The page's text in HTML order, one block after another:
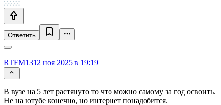
Ответить
RTFM1312 ноя 2025 в 19:19
В вузе на 5 лет растянуто то что можно самому за год освоить.
Не на ютубе конечно, но интернет понадобится.